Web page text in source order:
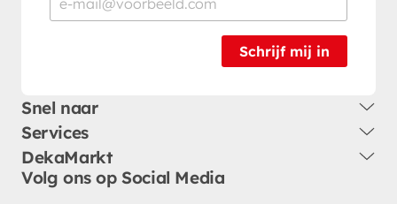
Schrijf mij in
Snel naar
Services
DekaMarkt
Volg ons op Social Media